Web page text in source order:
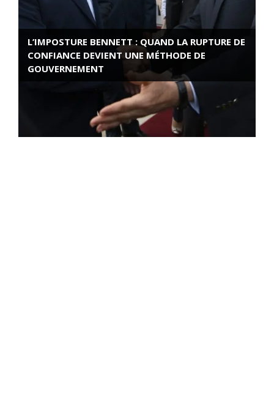
L’IMPOSTURE BENNETT : QUAND LA RUPTURE DE
CONFIANCE DEVIENT UNE MÉTHODE DE
GOUVERNEMENT
ROSE VALLAND, HEROÏNE DE LA RESISTANCE